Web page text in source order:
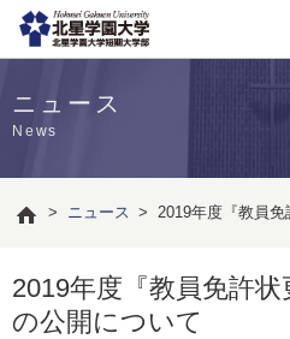
ニュース
News
> ニュース > 2019年度『教員
2019年度『教員免許
の公開について